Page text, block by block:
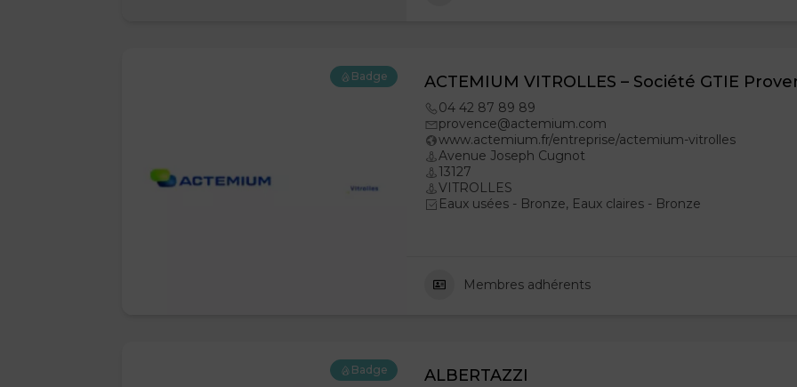
Badge ACTEMIUM VITROLLES – Société GTIE
04 42 87 89 89
provence@actemium.com
www.actemium.fr/entreprise/actemium-vitrolles
Avenue Joseph Cugnot
13127
VITROLLES
Eaux usées - Bronze, Eaux claires - Bronze
Membres adhérents
Badge ALBERTAZZI